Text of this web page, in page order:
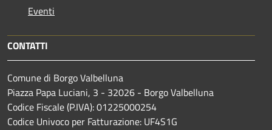
Eventi
CONTATTI
Comune di Borgo Valbelluna
Piazza Papa Luciani, 3 - 32026 - Borgo Valbelluna
Codice Fiscale (P.IVA): 01225000254
Codice Univoco per Fatturazione: UF4S1G